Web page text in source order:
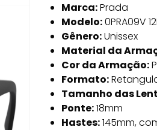
Marca:Prada
Modelo:0PRA09V
Gênero:Unissex
Material da
Cor da Armação:
Formato:
Tamanho das
Ponte:18mm
Hastes:145mm,